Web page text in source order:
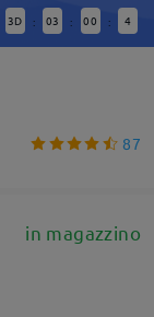
3D : 03 : 00 : 4
87
in magazzino